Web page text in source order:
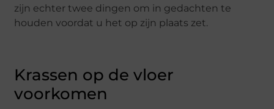
zijn echter twee dingen om in gedachten te
houden voordat u het op zijn plaats zet.
Krassen op de vloer
voorkomen